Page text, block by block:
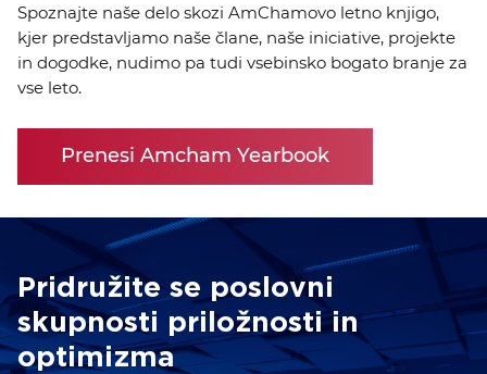
Spoznajte naše delo skozi AmChamovo letno knjigo,
kjer predstavljamo naše člane, naše iniciative, projekte
in dogodke, nudimo pa tudi vsebinsko bogato branje za
vse leto.
Prenesi Amcham Yearbook
Pridružite se poslovni
skupnosti priložnosti in
optimizma